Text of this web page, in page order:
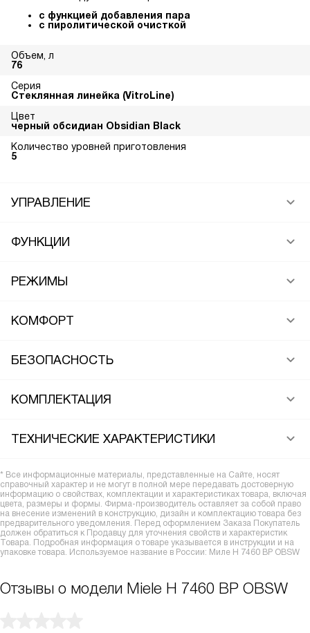
с функцией добавления пара
с пиролитической очисткой
Объем, л
76
Серия
Стеклянная линейка (VitroLine)
Цвет
черный обсидиан Obsidian Black
Количество уровней приготовления
5
УПРАВЛЕНИЕ
ФУНКЦИИ
РЕЖИМЫ
КОМФОРТ
БЕЗОПАСНОСТЬ
КОМПЛЕКТАЦИЯ
ТЕХНИЧЕСКИЕ ХАРАКТЕРИСТИКИ
* Все информационные материалы, представленные на Сайте, носят
справочный характер и не могут в полной мере передавать достоверную
информацию о свойствах, комплектации и характеристиках товара, включая
цвета, размеры и формы. Фирма-производитель оставляет за собой право
на внесение изменений в конструкцию, дизайн и комплектацию товара без
предварительного уведомления. Перед оформлением Заказа Покупатель
должен обратиться к Продавцу для уточнения свойств и характеристик
Товара. Подробная информация о товаре указывается в инструкции и на
упаковке товара. Используемое название в России: Миле H 7460 BP OBSW
Отзывы о модели Miele H 7460 BP OBSW